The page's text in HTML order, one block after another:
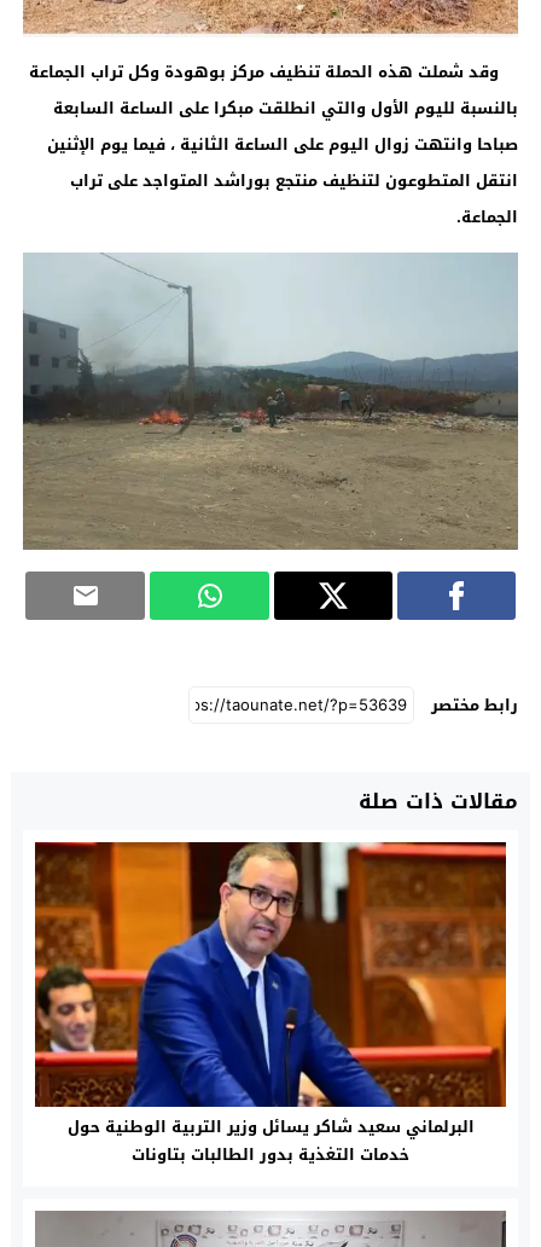
وقد شملت هذه الحملة تنظيف مركز بوهودة وكل تراب الجماعة
بالنسبة لليوم الأول والتي انطلقت مبكرا على الساعة السابعة
صباحا وانتهت زوال اليوم على الساعة الثانية ، فيما يوم الإثنين
انتقل المتطوعون لتنظيف منتجع بوراشد المتواجد على تراب
الجماعة.
رابط مختصر
مقالات ذات صلة
البرلماني سعيد شاكر يسائل وزير التربية الوطنية حول
خدمات التغذية بدور الطالبات بتاونات